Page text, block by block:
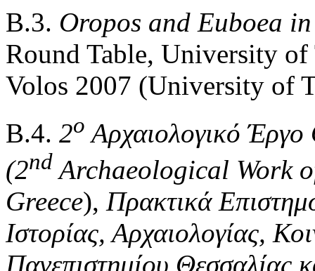
Β.3. Oropos and Euboea
Round Table, University of
Volos 2007 (University of
Β.4. 2ο Αρχαιολογικό Έργο
(2nd Archaeological Work
Greece), Πρακτικά
Ιστορίας, Αρχαιολογίας,
Πανεπιστημίου